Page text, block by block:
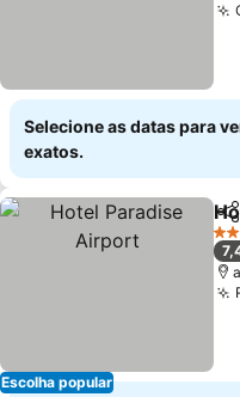
Selecione as datas para
exatos.
Escolha popular
3